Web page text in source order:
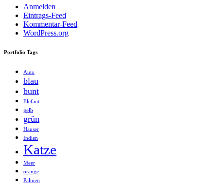
Anmelden
Eintrags-Feed
Kommentar-Feed
WordPress.org
Portfolio Tags
Auto
blau
bunt
Elefant
gelb
grün
Häuser
Indien
Katze
Meer
orange
Palmen